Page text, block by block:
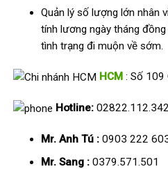
Quản lý số lượng lớn nhân
tính lương ngày tháng
tình trạng đi muộn về sớm.
HCM: Số 109
Hotline:02822.112.342
Mr. Anh Tú : 0903 222
Mr. Sang : 0379.571.501